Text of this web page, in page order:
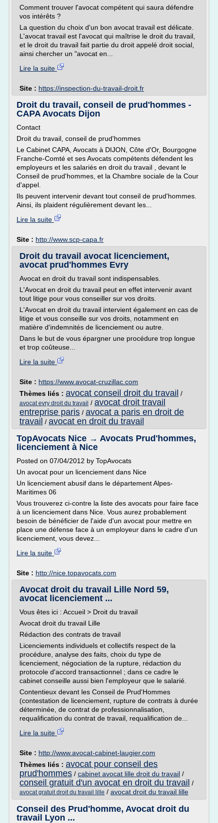
Comment trouver l'avocat compétent qui saura défendre
vos intérêts ?
La question du choix d'un bon avocat travail est délicate.
L'avocat travail est l'avocat qui maîtrise le droit du travail,
et le droit du travail fait partie du droit appelé droit social,
ainsi chercher un "avocat en...
Lire la suite
Site : https://inspection-du-travail-droit.fr
Droit du travail, conseil de prud'hommes -
CAPA Avocats Dijon
Contact
Droit du travail, conseil de prud'hommes
Le Cabinet CAPA, Avocats à DIJON, Côte d'Or, Bourgogne
Franche-Comté et ses Avocats compétents défendent les
employeurs et les salariés en droit du travail , devant le
Conseil de prud'hommes, et la Chambre sociale de la Cour
d'appel.
Ils peuvent intervenir devant tout conseil de prud'hommes.
Ainsi, ils plaident régulièrement devant les...
Lire la suite
Site : http://www.scp-capa.fr
Droit du travail avocat licenciement,
avocat prud'hommes Evry
Avocat en droit du travail sont indispensables.
L'Avocat en droit du travail peut en effet intervenir avant
tout litige pour vous conseiller sur vos droits.
L'Avocat en droit du travail intervient également en cas de
litige et vous conseille sur vos droits, notamment en
matière d'indemnités de licenciement ou autre.
Dans le but de vous épargner une procédure trop longue
et trop coûteuse...
Lire la suite
Site : https://www.avocat-cruzillac.com
Thèmes liés : avocat conseil droit du travail /
avocat evry droit du travail / avocat droit travail
entreprise paris / avocat a paris en droit de
travail / avocat en droit du travail
TopAvocats Nice → Avocats Prud'hommes,
licenciement à Nice
Posted on 07/04/2012 by TopAvocats
Un avocat pour un licenciement dans Nice
Un licenciement abusif dans le département Alpes-
Maritimes 06
Vous trouverez ci-contre la liste des avocats pour faire face
à un licenciement dans Nice. Vous aurez probablement
besoin de bénéficier de l'aide d'un avocat pour mettre en
place une défense face à un employeur dans le cadre d'un
licenciement, vous devez...
Lire la suite
Site : http://nice.topavocats.com
Avocat droit du travail Lille Nord 59,
avocat licenciement ...
Vous êtes ici : Accueil > Droit du travail
Avocat droit du travail Lille
Rédaction des contrats de travail
Licenciements individuels et collectifs respect de la
procédure, analyse des faits, choix du type de
licenciement, négociation de la rupture, rédaction du
protocole d'accord transactionnel ; dans ce cadre le
cabinet conseille aussi bien l'employeur que le salarié.
Contentieux devant les Conseil de Prud'Hommes
(contestation de licenciement, rupture de contrats à durée
déterminée, de contrat de professionnalisation,
requalification du contrat de travail, requalification de...
Lire la suite
Site : http://www.avocat-cabinet-laugier.com
Thèmes liés : avocat pour conseil des
prud'hommes / cabinet avocat lille droit du travail /
conseil gratuit d'un avocat en droit du travail /
avocat gratuit droit du travail lille / avocat droit du travail lille
Conseil des Prud'homme, Avocat droit du
travail Lyon ...